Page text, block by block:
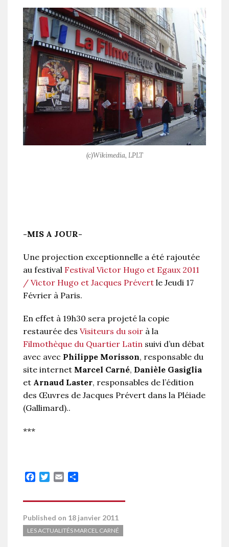
(c)Wikimedia, LPLT
-MIS A JOUR-
Une projection exceptionnelle a été rajoutée
au festival Festival Victor Hugo et Egaux 2011
/ Victor Hugo et Jacques Prévert le Jeudi 17
Février à Paris.
En effet à 19h30 sera projeté la copie
restaurée des Visiteurs du soir à la
Filmothèque du Quartier Latin suivi d’un débat
avec avec Philippe Morisson, responsable du
site internet Marcel Carné, Danièle Gasiglia
et Arnaud Laster, responsables de l’édition
des Œuvres de Jacques Prévert dans la Pléiade
(Gallimard)..
***
Facebook
TwitterEmail
Published on 18 janvier 2011
LES ACTUALITÉS MARCEL CARNÉ